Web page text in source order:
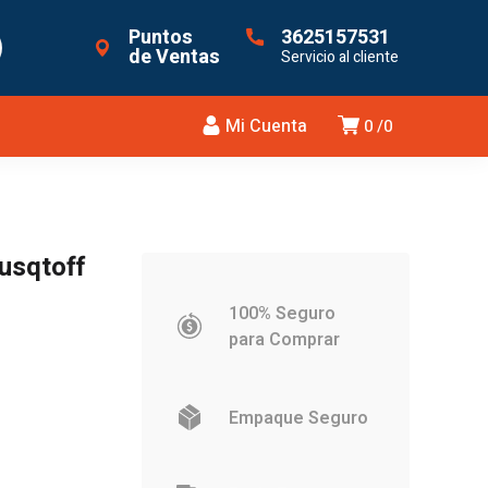
Puntos
de Ventas
3625157531
Servicio al cliente
0 0
Mi Cuenta
100% Seguro
para Comprar
Empaque Seguro